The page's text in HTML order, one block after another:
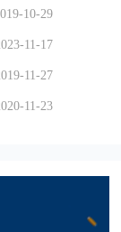
10-29
11-17
11-27
11-23